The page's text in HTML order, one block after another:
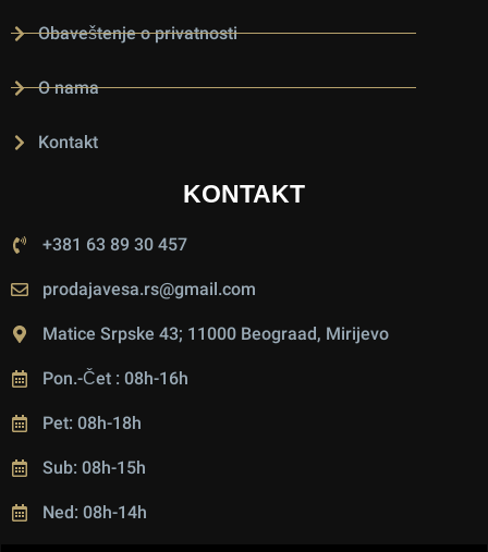
Obaveštenje o privatnosti
O nama
Kontakt
KONTAKT
+381 63 89 30 457
prodajavesa.rs@gmail.com
Matice Srpske 43; 11000 Beograad, Mirijevo
Pon.-Čet : 08h-16h
Pet: 08h-18h
Sub: 08h-15h
Ned: 08h-14h